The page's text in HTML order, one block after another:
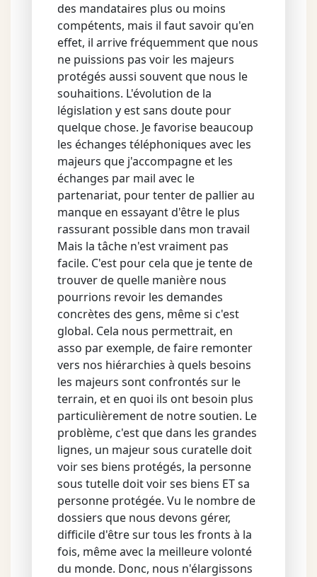
des mandataires plus ou moins
compétents, mais il faut savoir qu'en
effet, il arrive fréquemment que nous
ne puissions pas voir les majeurs
protégés aussi souvent que nous le
souhaitions. L'évolution de la
législation y est sans doute pour
quelque chose. Je favorise beaucoup
les échanges téléphoniques avec les
majeurs que j'accompagne et les
échanges par mail avec le
partenariat, pour tenter de pallier au
manque en essayant d'être le plus
rassurant possible dans mon travail
Mais la tâche n'est vraiment pas
facile. C'est pour cela que je tente de
trouver de quelle manière nous
pourrions revoir les demandes
concrètes des gens, même si c'est
global. Cela nous permettrait, en
asso par exemple, de faire remonter
vers nos hiérarchies à quels besoins
les majeurs sont confrontés sur le
terrain, et en quoi ils ont besoin plus
particulièrement de notre soutien. Le
problème, c'est que dans les grandes
lignes, un majeur sous curatelle doit
voir ses biens protégés, la personne
sous tutelle doit voir ses biens ET sa
personne protégée. Vu le nombre de
dossiers que nous devons gérer,
difficile d'être sur tous les fronts à la
fois, même avec la meilleure volonté
du monde. Donc, nous n'élargissons